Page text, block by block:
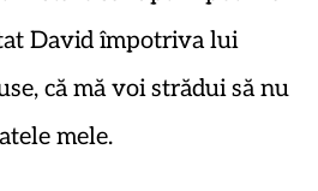
David împotriva lui
că mă voi strădui să nu
mele.